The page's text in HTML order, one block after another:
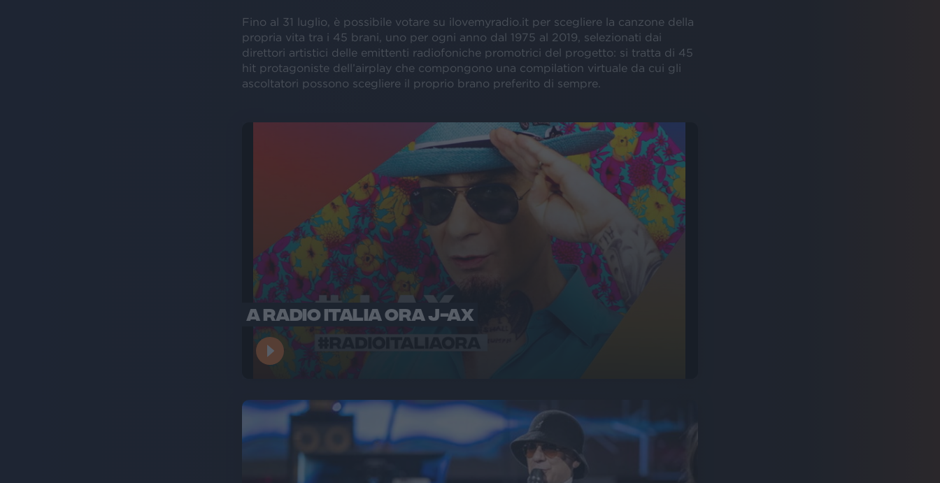
Fino al 31 luglio, è possibile votare su ilovemyradio.it per scegliere la canzone della
propria vita tra i 45 brani, uno per ogni anno dal 1975 al 2019, selezionati dai
direttori artistici delle emittenti radiofoniche promotrici del progetto: si tratta di 45
hit protagoniste dell’airplay che compongono una compilation virtuale da cui gli
ascoltatori possono scegliere il proprio brano preferito di sempre.
A RADIO ITALIA ORA J-AX